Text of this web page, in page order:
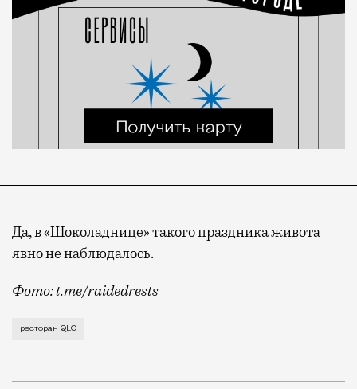
Да, в «Шоколаднице» такого праздника живота
явно не наблюдалось.
Фото: t.me/raidedrests
Пока его запустили в техническом режиме, пишет
ресторан QLO